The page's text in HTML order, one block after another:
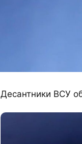
Десантники ВСУ